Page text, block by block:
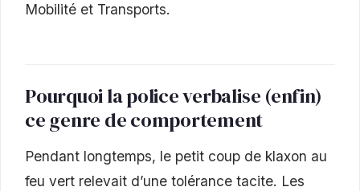
Mobilité et Transports.
Pourquoi la police verbalise (enfin)
ce genre de comportement
Pendant longtemps, le petit coup de klaxon au
feu vert relevait d’une tolérance tacite. Les